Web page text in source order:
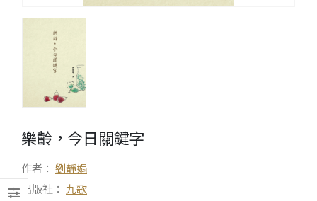
樂齡，今日關鍵字
作者： 劉靜娟
出版社： 九歌